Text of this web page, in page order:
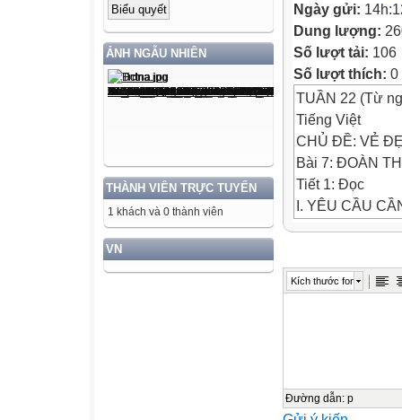
ẢNH NGẪU NHIÊN
THÀNH VIÊN TRỰC TUYẾN
1 khách và 0 thành viên
VN
Ngày gửi:
Dung lượng:
Số lượt tải: 106
Số lượt thích: 0
TUẦN 22 (Từ
Tiếng Việt
CHỦ ĐỀ: VẺ
Bài 7: ĐOÀN
Tiết 1: Đọc
I. YÊU CẦU
giọng
đọc và ngữ
huy hoàng của
Kích thước font
Đường dẫn: p